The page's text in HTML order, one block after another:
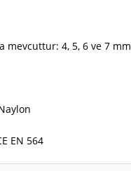
mevcuttur: 4, 5, 6 ve 7 mm
EN 564